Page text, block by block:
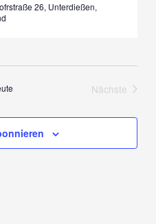
26, Unterdießen,
Nächste